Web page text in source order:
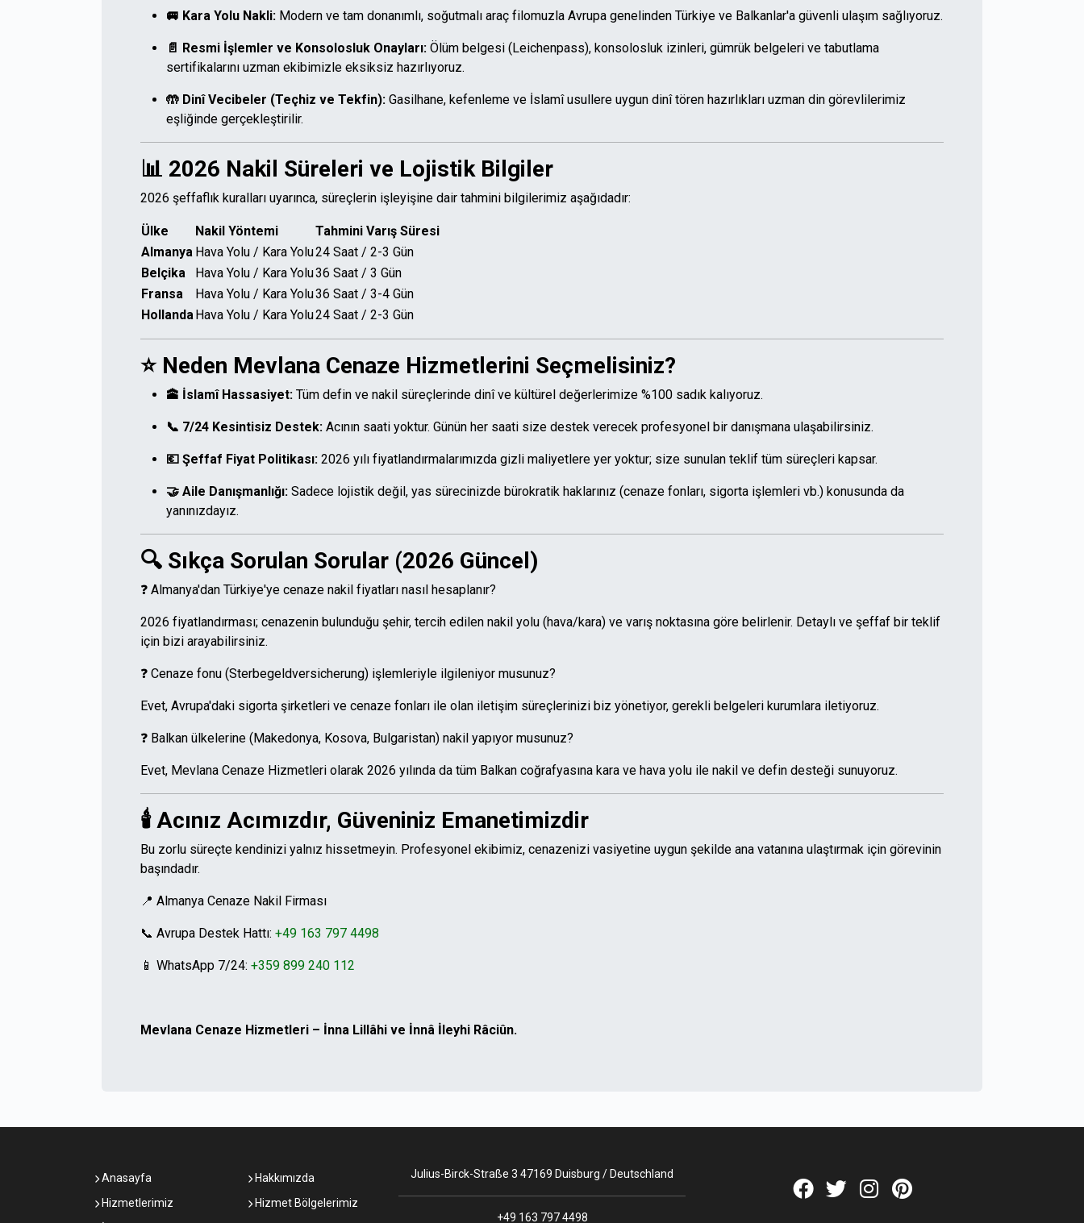
🚐 Kara Yolu Nakli: Modern ve tam donanımlı, soğutmalı araç filomuzla Avrupa genelinden Türkiye ve Balkanlar'a güvenli ulaşım sağlıyoruz.
📄 Resmi İşlemler ve Konsolosluk Onayları: Ölüm belgesi (Leichenpass), konsolosluk izinleri, gümrük belgeleri ve tabutlama
sertifikalarını uzman ekibimizle eksiksiz hazırlıyoruz.
🤲 Dinî Vecibeler (Teçhiz ve Tekfin): Gasilhane, kefenleme ve İslamî usullere uygun dinî tören hazırlıkları uzman din görevlilerimiz
eşliğinde gerçekleştirilir.
📊 2026 Nakil Süreleri ve Lojistik Bilgiler
2026 şeffaflık kuralları uyarınca, süreçlerin işleyişine dair tahmini bilgilerimiz aşağıdadır:
Ülke Nakil Yöntemi
Tahmini Varış Süresi
Almanya Hava Yolu / Kara Yolu24 Saat / 2-3 Gün
Belçika
Hava Yolu / Kara Yolu36 Saat / 3 Gün
Fransa
Hava Yolu / Kara Yolu36 Saat / 3-4 Gün
HollandaHava Yolu / Kara Yolu24 Saat / 2-3 Gün
⭐ Neden Mevlana Cenaze Hizmetlerini Seçmelisiniz?
🕋 İslamî Hassasiyet: Tüm defin ve nakil süreçlerinde dinî ve kültürel değerlerimize %100 sadık kalıyoruz.
📞 7/24 Kesintisiz Destek: Acının saati yoktur. Günün her saati size destek verecek profesyonel bir danışmana ulaşabilirsiniz.
💶 Şeffaf Fiyat Politikası: 2026 yılı fiyatlandırmalarımızda gizli maliyetlere yer yoktur; size sunulan teklif tüm süreçleri kapsar.
🤝 Aile Danışmanlığı: Sadece lojistik değil, yas sürecinizde bürokratik haklarınız (cenaze fonları, sigorta işlemleri vb.) konusunda da
yanınızdayız.
🔍 Sıkça Sorulan Sorular (2026 Güncel)
❓ Almanya'dan Türkiye'ye cenaze nakil fiyatları nasıl hesaplanır?
2026 fiyatlandırması; cenazenin bulunduğu şehir, tercih edilen nakil yolu (hava/kara) ve varış noktasına göre belirlenir. Detaylı ve şeffaf bir teklif
için bizi arayabilirsiniz.
❓ Cenaze fonu (Sterbegeldversicherung) işlemleriyle ilgileniyor musunuz?
Evet, Avrupa'daki sigorta şirketleri ve cenaze fonları ile olan iletişim süreçlerinizi biz yönetiyor, gerekli belgeleri kurumlara iletiyoruz.
❓ Balkan ülkelerine (Makedonya, Kosova, Bulgaristan) nakil yapıyor musunuz?
Evet, Mevlana Cenaze Hizmetleri olarak 2026 yılında da tüm Balkan coğrafyasına kara ve hava yolu ile nakil ve defin desteği sunuyoruz.
🕯️ Acınız Acımızdır, Güveniniz Emanetimizdir
Bu zorlu süreçte kendinizi yalnız hissetmeyin. Profesyonel ekibimiz, cenazenizi vasiyetine uygun şekilde ana vatanına ulaştırmak için görevinin
başındadır.
📍 Almanya Cenaze Nakil Firması
📞 Avrupa Destek Hattı: +49 163 797 4498
📱 WhatsApp 7/24: +359 899 240 112
Mevlana Cenaze Hizmetleri – İnna Lillâhi ve İnnâ İleyhi Râciûn.
Anasayfa
Hakkımızda
Hizmetlerimiz
Hizmet Bölgelerimiz
Julius-Birck-Straße 3 47169 Duisburg / Deutschland
+49 163 797 4498